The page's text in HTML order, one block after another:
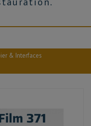
& Interfaces